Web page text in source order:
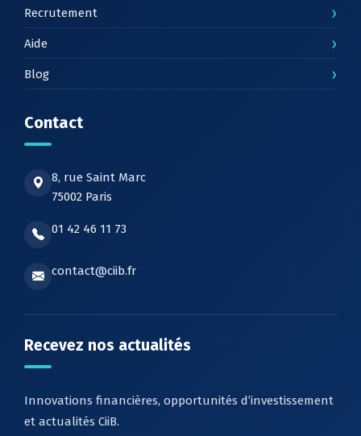
Recrutement ›
Aide ›
Blog ›
Contact
8, rue Saint Marc
75002 Paris
01 42 46 11 73
contact@ciib.fr
Recevez nos actualités
Innovations financières, opportunités d’investissement
et actualités CiiB.